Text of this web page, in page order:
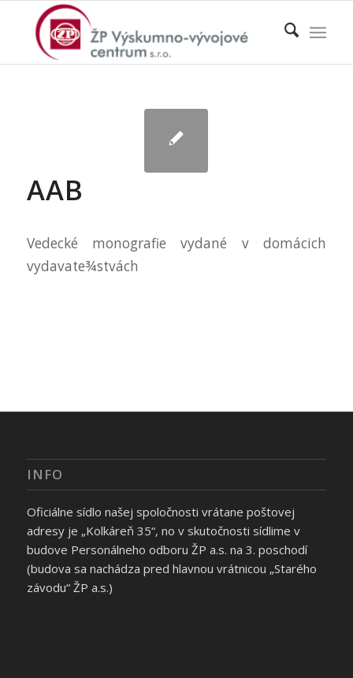
AAB
Vedecké monografie vydané v domácich
vydavate¾stvách
INFO
Oficiálne sídlo našej spoločnosti vrátane poštovej
adresy je „Kolkáreň 35“, no v skutočnosti sídlime v
budove Personálneho odboru ŽP a.s. na 3. poschodí
(budova sa nachádza pred hlavnou vrátnicou „Starého
závodu“ ŽP a.s.)